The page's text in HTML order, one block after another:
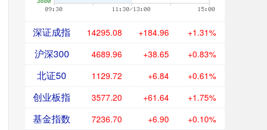
深证成指 14295.08 +184.96 +1.31%
沪深300 4689.96 +38.65 +0.83%
北证50 1129.72 +6.84 +0.61%
创业板指 3577.20 +61.64 +1.75%
基金指数 7236.70 +6.90 +0.10%